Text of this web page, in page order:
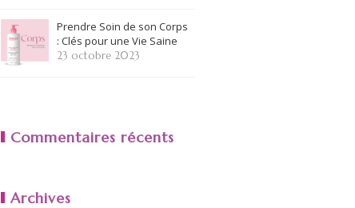
Prendre Soin de son Corps
: Clés pour une Vie Saine
23 octobre 2023
Commentaires récents
Archives